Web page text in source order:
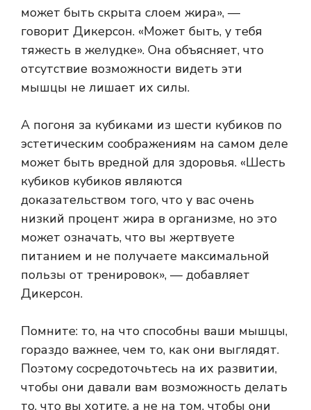
может быть скрыта слоем жира», —
говорит Дикерсон. «Может быть, у тебя
тяжесть в желудке». Она объясняет, что
отсутствие возможности видеть эти
мышцы не лишает их силы.
А погоня за кубиками из шести кубиков по
эстетическим соображениям на самом деле
может быть вредной для здоровья. «Шесть
кубиков кубиков являются
доказательством того, что у вас очень
низкий процент жира в организме, но это
может означать, что вы жертвуете
питанием и не получаете максимальной
пользы от тренировок», — добавляет
Дикерсон.
Помните: то, на что способны ваши мышцы,
гораздо важнее, чем то, как они выглядят.
Поэтому сосредоточьтесь на их развитии,
чтобы они давали вам возможность делать
то, что вы хотите, а не на том, чтобы они